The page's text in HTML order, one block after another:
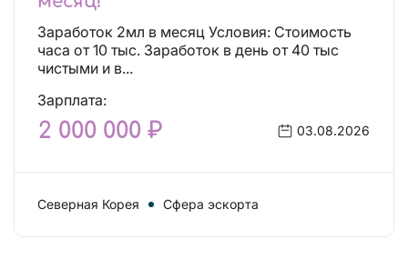
Заработок 2мл в месяц Условия: Стоимость
часа от 10 тыс. Заработок в день от 40 тыс
чистыми и в...
Зарплата:
2 000 000 ₽ 03.08.2026
Северная Корея Сфера эскорта